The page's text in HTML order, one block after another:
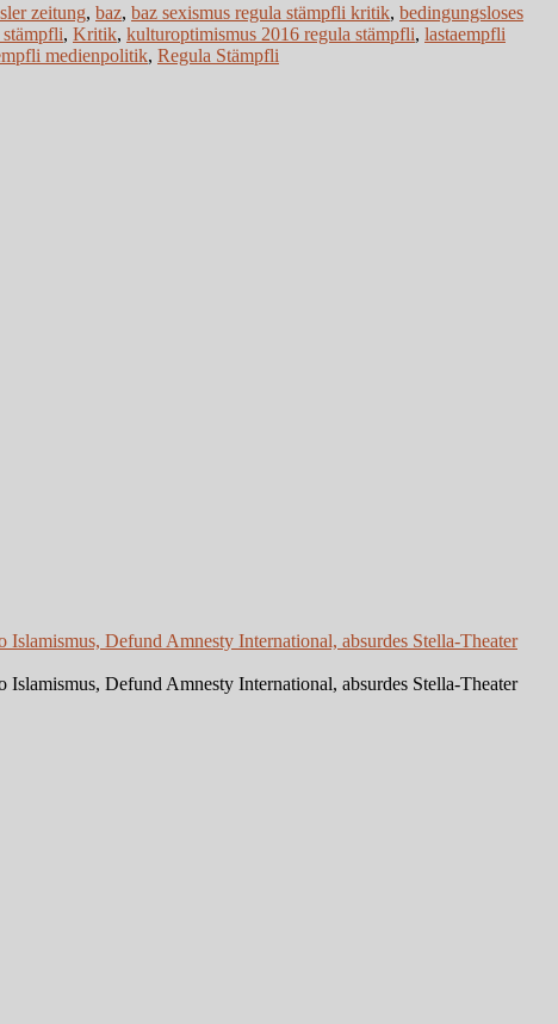
zeitung, baz, baz sexismus regula stämpfli kritik, bedingungsloses
, Kritik, kulturoptimismus 2016 regula stämpfli, lastaempfli
medienpolitik, Regula Stämpfli
Defund Amnesty International, absurdes Stella-Theater
Defund Amnesty International, absurdes Stella-Theater